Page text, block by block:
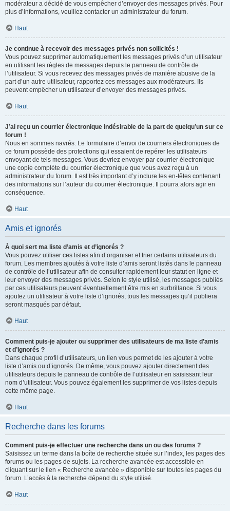
modérateur a décidé de vous empêcher d’envoyer des messages privés. Pour
plus d’informations, veuillez contacter un administrateur du forum.
Haut
Je continue à recevoir des messages privés non sollicités !
Vous pouvez supprimer automatiquement les messages privés d’un utilisateur
en utilisant les règles de messages depuis le panneau de contrôle de
l’utilisateur. Si vous recevez des messages privés de manière abusive de la
part d’un autre utilisateur, rapportez ces messages aux modérateurs. Ils
peuvent empêcher un utilisateur d’envoyer des messages privés.
Haut
J’ai reçu un courrier électronique indésirable de la part de quelqu’un sur ce
forum !
Nous en sommes navrés. Le formulaire d’envoi de courriers électroniques de
ce forum possède des protections qui essaient de repérer les utilisateurs
envoyant de tels messages. Vous devriez envoyer par courrier électronique
une copie complète du courrier électronique que vous avez reçu à un
administrateur du forum. Il est très important d’y inclure les en-têtes contenant
des informations sur l’auteur du courrier électronique. Il pourra alors agir en
conséquence.
Haut
Amis et ignorés
À quoi sert ma liste d’amis et d’ignorés ?
Vous pouvez utiliser ces listes afin d’organiser et trier certains utilisateurs du
forum. Les membres ajoutés à votre liste d’amis seront listés dans le panneau
de contrôle de l’utilisateur afin de consulter rapidement leur statut en ligne et
leur envoyer des messages privés. Selon le style utilisé, les messages publiés
par ces utilisateurs peuvent éventuellement être mis en surbrillance. Si vous
ajoutez un utilisateur à votre liste d’ignorés, tous les messages qu’il publiera
seront masqués par défaut.
Haut
Comment puis-je ajouter ou supprimer des utilisateurs de ma liste d’amis
et d’ignorés ?
Dans chaque profil d’utilisateurs, un lien vous permet de les ajouter à votre
liste d’amis ou d’ignorés. De même, vous pouvez ajouter directement des
utilisateurs depuis le panneau de contrôle de l’utilisateur en saisissant leur
nom d’utilisateur. Vous pouvez également les supprimer de vos listes depuis
cette même page.
Haut
Recherche dans les forums
Comment puis-je effectuer une recherche dans un ou des forums ?
Saisissez un terme dans la boîte de recherche située sur l’index, les pages des
forums ou les pages de sujets. La recherche avancée est accessible en
cliquant sur le lien « Recherche avancée » disponible sur toutes les pages du
forum. L’accès à la recherche dépend du style utilisé.
Haut